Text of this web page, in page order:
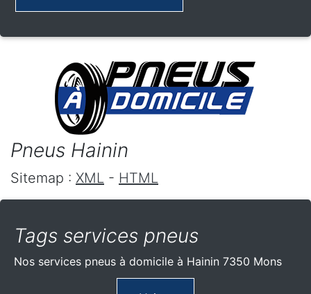
Pneus Hainin
Sitemap : XML - HTML
Tags services pneus
Nos services pneus à domicile à Hainin 7350 Mons